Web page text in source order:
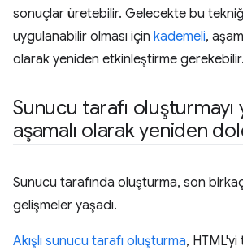
sonuçlar üretebilir. Gelecekte bu
uygulanabilir olması için kademeli,
olarak yeniden etkinleştirme gerekebilir.
Sunucu tarafı oluşturmayı
aşamalı olarak yeniden
Sunucu tarafında oluşturma, son
gelişmeler yaşadı.
Akışlı sunucu tarafı oluşturma, HTML'yi